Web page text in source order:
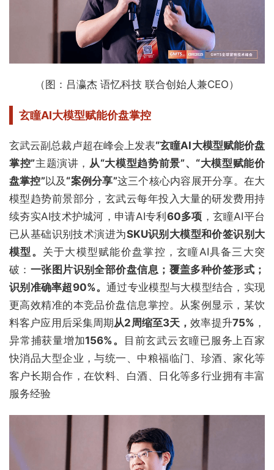
（图：吕瀛杰 语忆科技 联合创始人兼CEO）
玄瞳AI大模型赋能价盘掌控
玄武云副总裁卢超在峰会上发表“玄瞳AI大模型赋能价盘
掌控”主题演讲， 从“大模型趋势前景”、“大模型赋能价
盘掌控”以及 “案例分享”这三个核心内容展开分享。在大
模型趋势前景部分，玄武云每年投入大量的研发费用持
续夯实AI技术护城河，申请AI专利60多项 ，玄瞳AI平台
已从基础识别技术演进为SKU识别大模型和价签识别大
模型。 关于大模型赋能价盘掌控，玄瞳AI具备三大突
破： 一张图片识别全部价盘信息；覆盖多种价签形式；
识别准确率超90%。通过专业模型与大模型结合，实现
更高效精准的本竞品价盘信息掌控。从案例显示，某饮
料客户应用后采集周期从2周缩至3天，效率提升75% ，
异常捕获量增加156%。
目前玄武云玄瞳已服务上百家
快消品大型企业，与统一、中粮福临门、珍酒、家化等
客户长期合作，在饮料、白酒、日化等多行业拥有丰富
服务经验